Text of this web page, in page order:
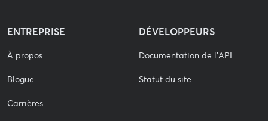
ENTREPRISE
À propos
Blogue
Carrières
DÉVELOPPEURS
Documentation de l'API
Statut du site